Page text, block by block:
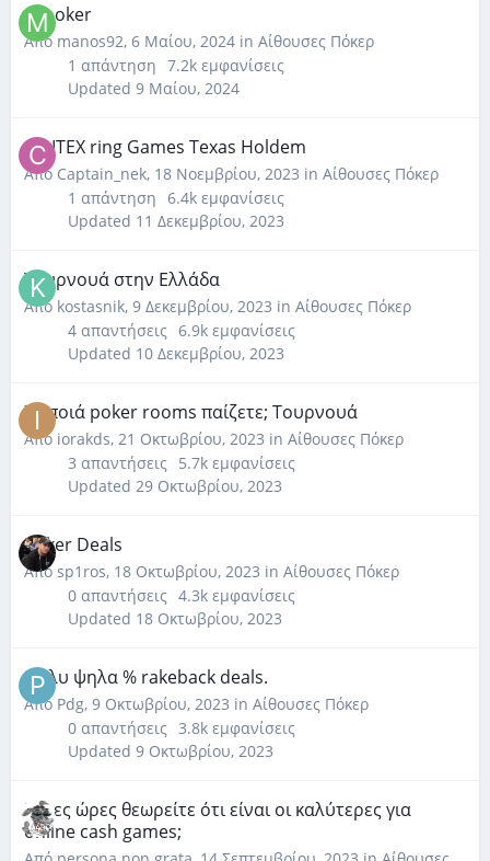
ggpoker
Από manos92, 6 Μαίου, 2024 in Αίθουσες Πόκερ
1 απάντηση 7.2k εμφανίσεις
Updated 9 Μαίου, 2024
ΟΦΙΤΕΧ ring Games Texas Holdem
Από Captain_nek, 18 Νοεμβρίου, 2023 in Αίθουσες Πόκερ
1 απάντηση 6.4k εμφανίσεις
Updated 11 Δεκεμβρίου, 2023
Τουρνουά στην Ελλάδα
Από kostasnik, 9 Δεκεμβρίου, 2023 in Αίθουσες Πόκερ
4 απαντήσεις 6.9k εμφανίσεις
Updated 10 Δεκεμβρίου, 2023
Σε ποιά poker rooms παίζετε; Τουρνουά
Από iorakds, 21 Οκτωβρίου, 2023 in Αίθουσες Πόκερ
3 απαντήσεις 5.7k εμφανίσεις
Updated 29 Οκτωβρίου, 2023
Poker Deals
Απόsp1ros, 18 Οκτωβρίου, 2023 in Αίθουσες Πόκερ
0 απαντήσεις 4.3k εμφανίσεις
Updated 18 Οκτωβρίου, 2023
Πολυ ψηλα % rakeback deals.
Από Pdg, 9 Οκτωβρίου, 2023 in Αίθουσες Πόκερ
0 απαντήσεις 3.8k εμφανίσεις
Updated 9 Οκτωβρίου, 2023
Ποιες ώρες θεωρείτε ότι είναι οι καλύτερες για
online cash games;